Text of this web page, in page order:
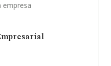
empresa